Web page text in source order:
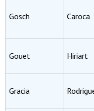
Gosch Caroca
Gouet Hiriart
Gracia